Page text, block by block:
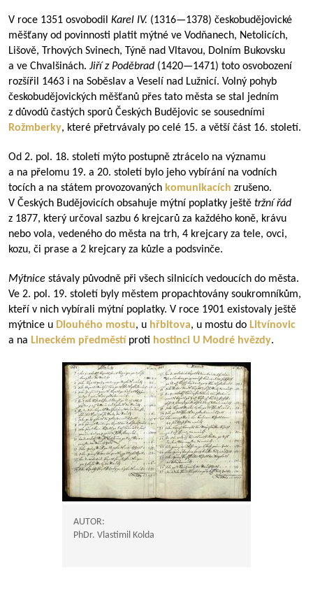
V roce 1351 osvobodil Karel IV. (1316—1378) českobudějovické
měšťany od povinnosti platit mýtné ve Vodňanech, Netolicích,
Lišově, Trhových Svinech, Týně nad Vltavou, Dolním Bukovsku
a ve Chvalšinách. Jiří z Poděbrad (1420—1471) toto osvobození
rozšířil 1463 i na Soběslav a Veselí nad Lužnicí. Volný pohyb
českobudějovických měšťanů přes tato města se stal jedním
z důvodů častých sporů Českých Budějovic se sousedními
Rožmberky, které přetrvávaly po celé 15. a větší část 16. století.
Od 2. pol. 18. století mýto postupně ztrácelo na významu
a na přelomu 19. a 20. století bylo jeho vybírání na vodních
tocích a na státem provozovaných komunikacích zrušeno.
V Českých Budějovicích obsahuje mýtní poplatky ještě tržní řád
z 1877, který určoval sazbu 6 krejcarů za každého koně, krávu
nebo vola, vedeného do města na trh, 4 krejcary za tele, ovci,
kozu, či prase a 2 krejcary za kůzle a podsvinče.
Mýtnice stávaly původně při všech silnicích vedoucích do města.
Ve 2. pol. 19. století byly městem propachtovány soukromníkům,
kteří v nich vybírali mýtní poplatky. V roce 1901 existovaly ještě
mýtnice u Dlouhého mostu, u hřbitova, u mostu do Litvínovic
a na Lineckém předměstí proti hostinci U Modré hvězdy.
AUTOR:
PhDr. Vlastimil Kolda